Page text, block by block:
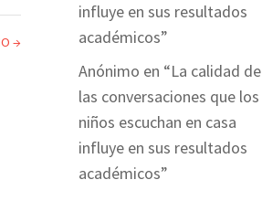
→
influye en sus resultados
académicos”
Anónimo en “La calidad de
las conversaciones que los
niños escuchan en casa
influye en sus resultados
académicos”